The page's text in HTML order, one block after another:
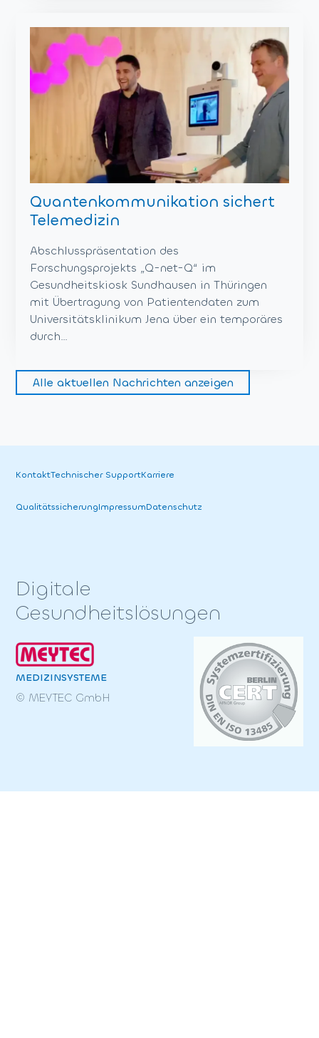
Quantenkommunikation sichert
Telemedizin
Abschlusspräsentation des
Forschungsprojekts „Q-net-Q“ im
Gesundheitskiosk Sundhausen in Thüringen
mit Übertragung von Patientendaten zum
Universitätsklinikum Jena über ein temporäres
durch…
Alle aktuellen Nachrichten anzeigen
MEDIZINSYSTEME
© MEYTEC GmbH
Digitale
Gesundheitslösungen
KontaktTechnischer SupportKarriere
Qualitäts­sicherungImpressumDatenschutz